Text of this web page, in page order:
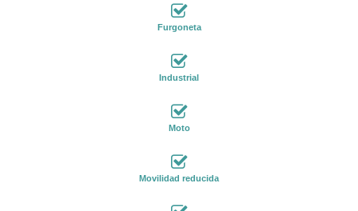
Furgoneta
Industrial
Moto
Movilidad reducida